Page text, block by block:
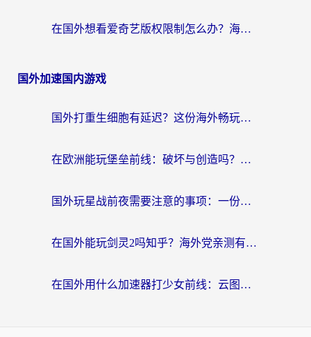
在国外想看爱奇艺版权限制怎么办？海外华人必看的追剧自由指南
国外加速国内游戏
国外打重生细胞有延迟？这份海外畅玩国服游戏加速器终极指南请收好
在欧洲能玩堡垒前线：破坏与创造吗？海外党国服游戏不卡顿的秘密
国外玩星战前夜需要注意的事项：一份来自老玩家的网络生存指南
在国外能玩剑灵2吗知乎？海外党亲测有效的国服游戏加速指南
在国外用什么加速器打少女前线：云图计划不卡？一个老玩家的掏心分享